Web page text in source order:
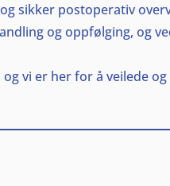
sikker postoperativ
og oppfølging, og
vi er her for å veilede